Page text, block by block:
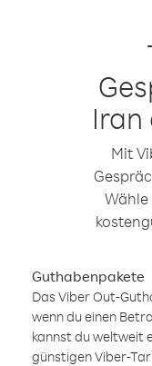
Iran
Mit
Guthabenpakete
Das Viber Out-
wenn du einen
kannst du weltweit
günstigen Viber-